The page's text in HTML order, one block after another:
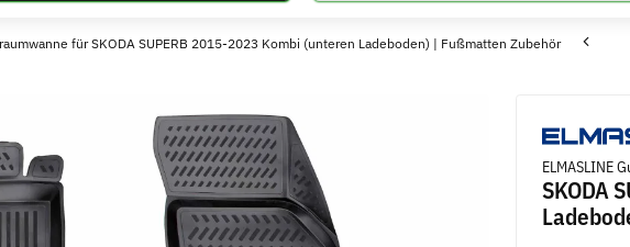
für SKODA SUPERB 2015-2023 Kombi (unteren Ladeboden) | Fußmatten Zubehör
ELMASLINE
SKODA